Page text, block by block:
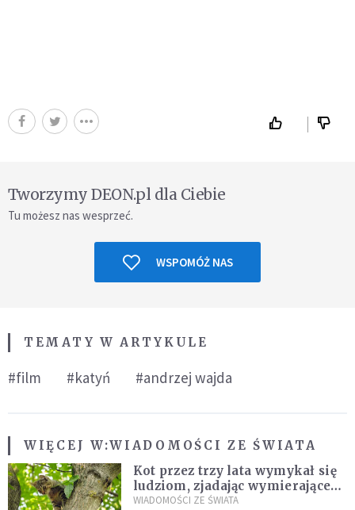
Tworzymy DEON.pl dla Ciebie
Tu możesz nas wesprzeć.
WSPOMÓŻ NAS
TEMATY W ARTYKULE
#film #katyń #andrzej wajda
WIĘCEJ W:WIADOMOŚCI ZE ŚWIATA
Kot przez trzy lata wymykał się
ludziom, zjadając wymierające
kaczki. W końcu popełnił
WIADOMOŚCI ZE ŚWIATA